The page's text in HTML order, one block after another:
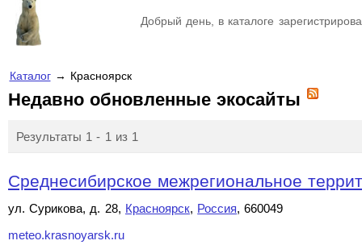
Добрый день, в каталоге
Каталог→ Красноярск
Недавно обновленные экосайты
Результаты 1 - 1 из 1
Среднесибирское межрегиональное
ул. Сурикова, д. 28, Красноярск, Россия, 660049
meteo.krasnoyarsk.ru